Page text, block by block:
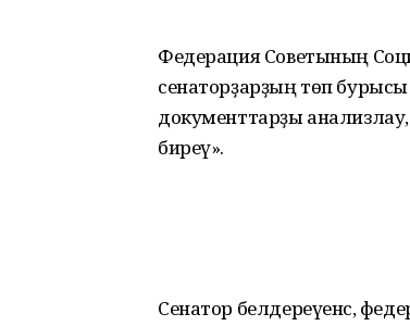
Федерация Советының
сенаторҙарҙың төп бурысы –
документтарҙы
биреү».
Сенатор белдереүенсә,